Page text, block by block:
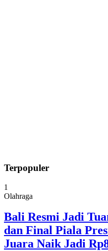
Terpopuler
1
Olahraga
Bali Resmi Jadi
dan Final Piala
Juara Naik Jadi